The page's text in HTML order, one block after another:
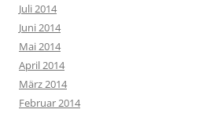
Juli 2014
Juni 2014
Mai 2014
April 2014
März 2014
Februar 2014